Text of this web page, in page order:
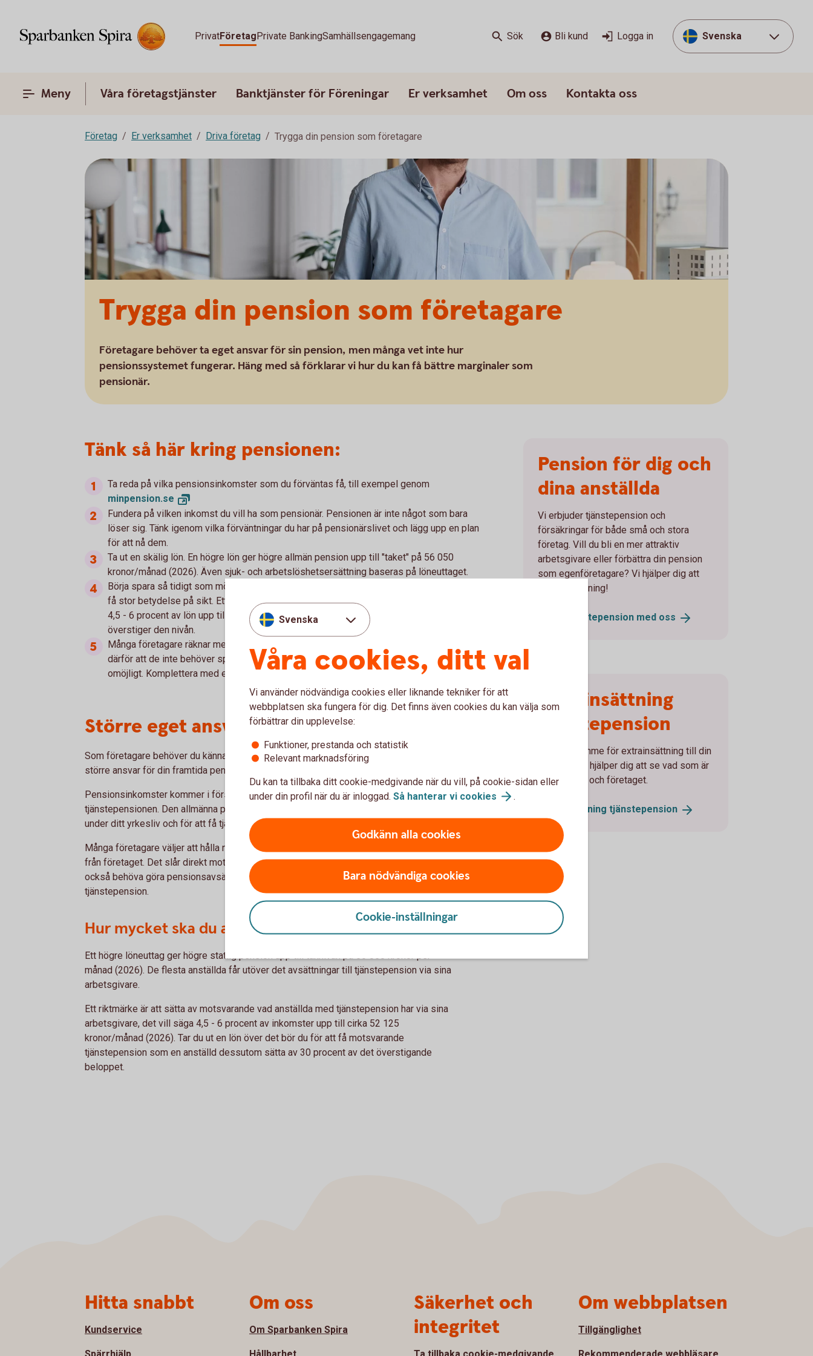
PrivatFöretagPrivate BankingSamhällsengagemang Sök Bli kund Logga in Svenska
Meny Våra företagstjänster Banktjänster för Föreningar Er verksamhet Om oss Kontakta oss
Företag Er verksamhet Driva företag Trygga din pension som företagare
Trygga din pension som företagare
Företagare behöver ta eget ansvar för sin pension, men många vet inte hur
pensionssystemet fungerar. Häng med så förklarar vi hur du kan få bättre marginaler som
pensionär.
Tänk så här kring pensionen:
Ta reda på vilka pensionsinkomster som du förväntas få, till exempel genom
minpension.se
Fundera på vilken inkomst du vill ha som pensionär. Pensionen är inte något som bara
löser sig. Tänk igenom vilka förväntningar du har på pensionärslivet och lägg upp en plan
för att nå dem.
Ta ut en skälig lön. En högre lön ger högre allmän pension upp till "taket" på 56 050
kronor/månad (2026). Även sjuk- och arbetslöshetsersättning baseras på löneuttaget.
Börja spara så tidigt som möjligt till din pension. Även mindre månatliga avsättningar kan
få stor betydelse på sikt. Ett riktmärke är att spara i linje med anställdas tjänstepension:
4,5 - 6 procent av lön upp till 52 125 kronor/månad (2026) och 30 procent av det som
överstiger den nivån.
Många företagare räknar med att kunna sälja företaget när de pensioneras och anser
därför att de inte behöver spara. Men att veta vad företaget har för värde i framtiden är
omöjligt. Komplettera med ett sparande som är avsett för din framtida pension.
Större eget ansvar för pension för företagare
Som företagare behöver du känna till hur pensionssystemet fungerar och ta ett betydligt
större ansvar för din framtida pension än vad anställda behöver göra.
Pensionsinkomster kommer i första hand från den allmänna pensionen och
tjänstepensionen. Den allmänna pensionen baseras på den lön du som företagare tagit ut
under ditt yrkesliv och för att få tjänstepension måste du själv sätta av till den.
Många företagare väljer att hålla ned sitt löneuttag och istället väljer att ta ut utdelning
från företaget. Det slår direkt mot den allmänna pensionen. Många fler företagare skulle
också behöva göra pensionsavsättningar i nivå med vad anställda får genom sin
tjänstepension.
Hur mycket ska du avsätta till pension?
Ett högre löneuttag ger högre statlig pension upp till taknivån på 56 050 kronor per
månad (2026). De flesta anställda får utöver det avsättningar till tjänstepension via sina
arbetsgivare.
Ett riktmärke är att sätta av motsvarande vad anställda med tjänstepension har via sina
arbetsgivare, det vill säga 4,5 - 6 procent av inkomster upp till cirka 52 125
kronor/månad (2026). Tar du ut en lön över det bör du för att få motsvarande
tjänstepension som en anställd dessutom sätta av 30 procent av det överstigande
beloppet.
Pension för dig och
dina anställda
Vi erbjuder tjänstepension och
försäkringar för både små och stora
företag. Vill du bli en mer attraktiv
arbetsgivare eller förbättra din pension
som egenföretagare? Vi hjälper dig att
hitta rätt lösning!
Prata tjänstepension med oss
Extrainsättning
tjänstepension
Har du utrymme för extrainsättning till din
pension? Vi hjälper dig att se vad som är
bäst för dig och företaget.
Extrainsättningtjänstepension
Svenska
Våra cookies, ditt val
Vi använder nödvändiga cookies eller liknande tekniker för att
webbplatsen ska fungera för dig. Det finns även cookies du kan välja som
förbättrar din upplevelse:
Funktioner, prestanda och statistik
Relevant marknadsföring
Du kan ta tillbaka ditt cookie-medgivande när du vill, på cookie-sidan eller
under din profil när du är inloggad. Så hanterar vi cookies .
Godkänn alla cookies
Bara nödvändiga cookies
Cookie-inställningar
Hitta snabbt
Kundservice
Om oss
Om Sparbanken Spira
Säkerhet och
integritet
Om webbplatsen
Tillgänglighet